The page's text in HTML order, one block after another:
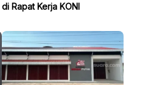
di Rapat Kerja KONI